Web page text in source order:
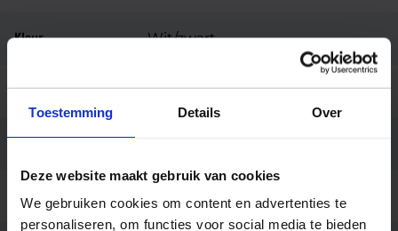
Toestemming Details Over
Deze website maakt gebruik van cookies
We gebruiken cookies om content en advertenties te
personaliseren, om functies voor social media te bieden
Kleur Wit/zwart
Montage 3-fase rail
Aansluiting
Merk